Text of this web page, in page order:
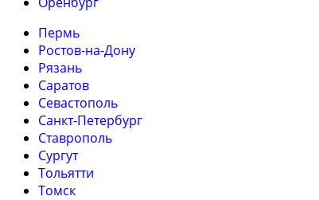
Пермь
Ростов-на-Дону
Рязань
Саратов
Севастополь
Санкт-Петербург
Ставрополь
Сургут
Тольятти
Томск